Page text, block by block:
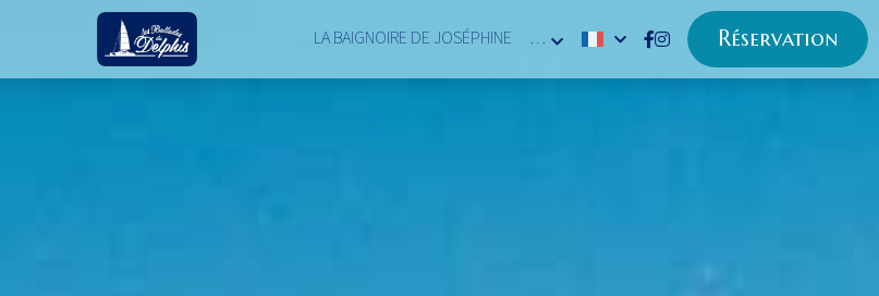
LA BAIGNOIRE DE JOSÉPHINE … Réservation